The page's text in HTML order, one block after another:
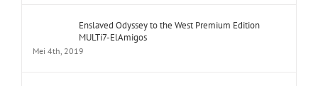
Enslaved Odyssey to the West Premium Edition
MULTi7-ElAmigos
Mei 4th, 2019